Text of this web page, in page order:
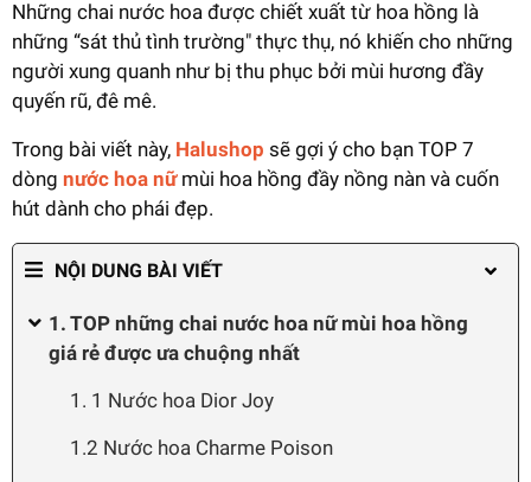
Những chai nước hoa được chiết xuất từ hoa hồng là
những “sát thủ tình trường" thực thụ, nó khiến cho những
người xung quanh như bị thu phục bởi mùi hương đầy
quyến rũ, đê mê.
Trong bài viết này, Halushop sẽ gợi ý cho bạn TOP 7
dòng nước hoa nữmùi hoa hồng đầy nồng nàn và cuốn
hút dành cho phái đẹp.
NỘI DUNG BÀI VIẾT
1. TOP những chai nước hoa nữ mùi hoa hồng
giá rẻ được ưa chuộng nhất
1. 1 Nước hoa Dior Joy
1.2 Nước hoa Charme Poison